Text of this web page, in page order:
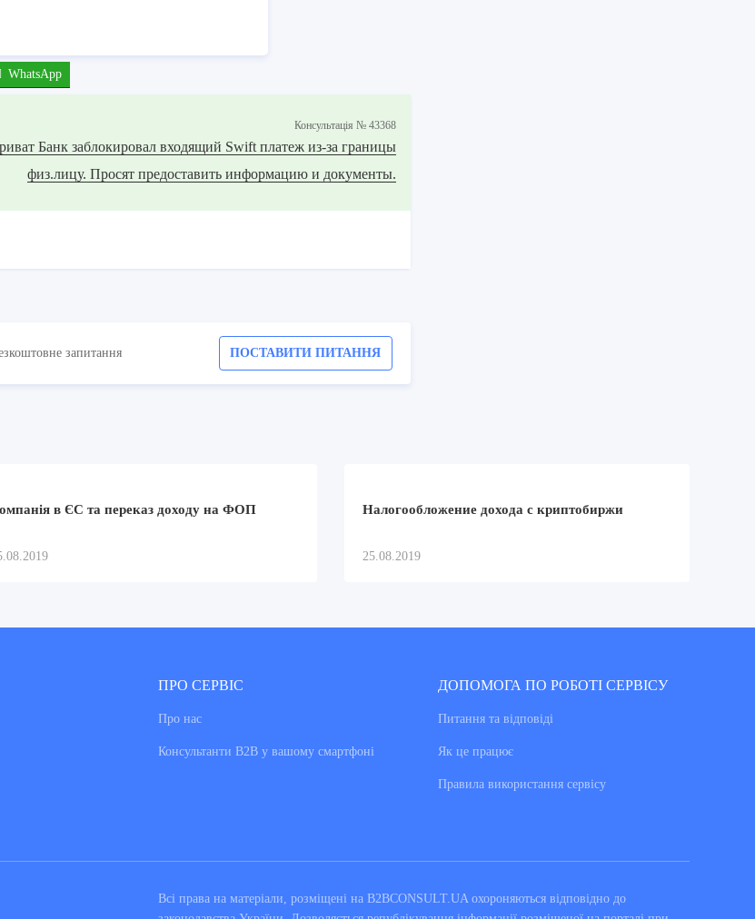
WhatsApp
Консультацiя № 43368
Банк заблокировал входящий Swift платеж из-за границы
физ.лицу. Просят предоставить информацию и документы.
запитання ПОСТАВИТИ ПИТАННЯ
в ЄС та переказ доходу на ФОП Налогообложение дохода с криптобиржи
25.08.2019
ПРО СЕРВІС
Про нас
Консультанти В2В у вашому смартфоні
ДОПОМОГА ПО РОБОТІ СЕРВІСУ
Питання та вiдповiдi
Як це працює
Правила використання сервiсу
Всі права на матеріали, розміщені на B2BCONSULT.UA охороняються відповідно до